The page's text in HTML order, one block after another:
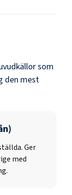
som
den mest
Ger
med